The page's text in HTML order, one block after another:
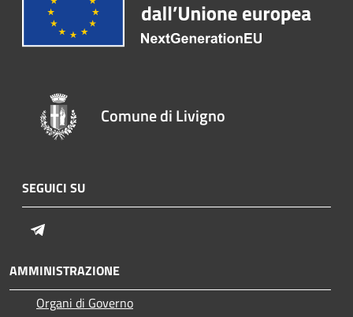
Comune di Livigno
SEGUICI SU
AMMINISTRAZIONE
Organi di Governo